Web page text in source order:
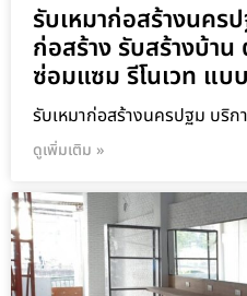
รับเหมาก่อสร้างนคร
ก่อสร้าง รับสร้างบ้า
ซ่อมแซม รีโนเวท แบ
รับเหมาก่อสร้างนครปฐม บริก
ดูเพิ่มเติม »